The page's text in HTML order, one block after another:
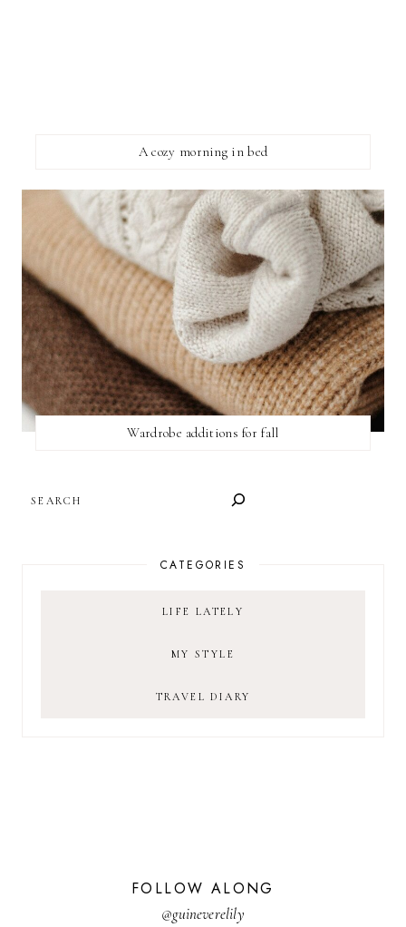
A cozy morning in bed
Wardrobe additions for fall
CATEGORIES
LIFE LATELY
MY STYLE
TRAVEL DIARY
FOLLOW ALONG
@guineverelily